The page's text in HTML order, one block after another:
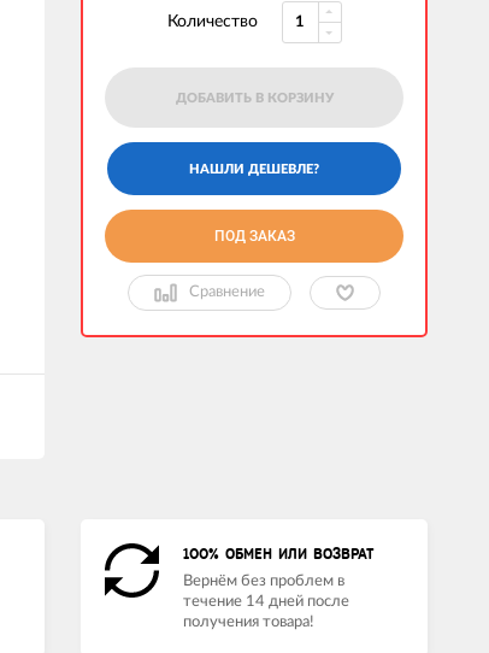
Количество
ДОБАВИТЬ В КОРЗИНУ
ПОД ЗАКАЗ
Сравнение
100% ОБМЕН ИЛИ ВОЗВРАТ
Вернём без проблем в
течение 14 дней после
получения товара!